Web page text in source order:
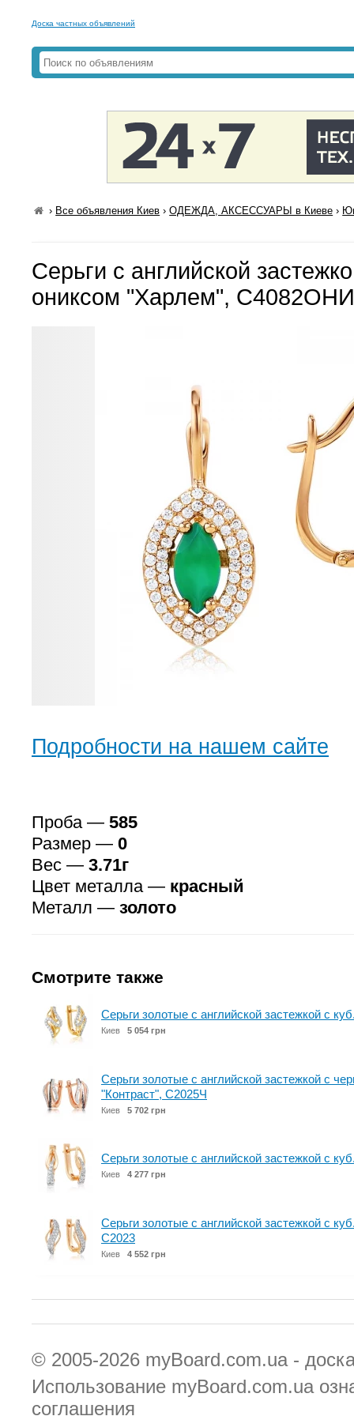
Доска частных объявлений
› Все объявления Киев ›ОДЕЖДА, АКСЕССУАРЫ в Киеве ›
Серьги с английской
ониксом "Харлем",
Подробности на нашем сайте
Проба — 585
Размер — 0
Вес — 3.71г
Цвет металла — красный
Металл — золото
Смотрите также
Серьги золотые с английской застежкой с
Киев 5 054 грн
Серьги золотые с английской застежкой с
"Контраст", С2025Ч
Киев 5 702 грн
Серьги золотые с английской застежкой с
Киев 4 277 грн
Серьги золотые с английской застежкой с
С2023
Киев 4 552 грн
© 2005-2026 myBoard.com.ua -
Использование myBoard.com.ua
соглашения